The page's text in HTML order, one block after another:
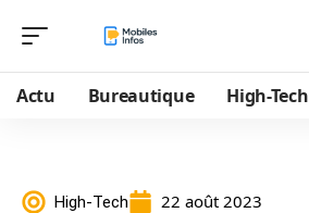
Actu Bureautique High-Tech
High-Tech 22 août 2023